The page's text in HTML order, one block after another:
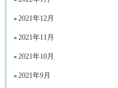
2021年12月
2021年11月
2021年10月
2021年9月